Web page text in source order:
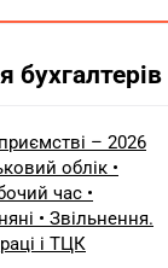
бухгалтерів
– 2026
облік •
час •
• Звільнення.
і ТЦК